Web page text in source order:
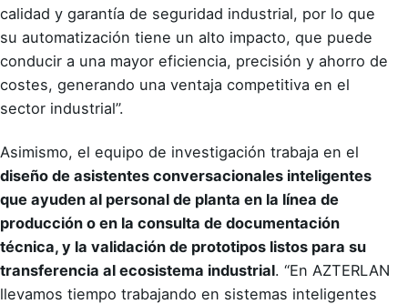
calidad y garantía de seguridad industrial, por lo que
su automatización tiene un alto impacto, que puede
conducir a una mayor eficiencia, precisión y ahorro de
costes, generando una ventaja competitiva en el
sector industrial”.
Asimismo, el equipo de investigación trabaja en el
diseño de asistentes conversacionales inteligentes
que ayuden al personal de planta en la línea de
producción o en la consulta de documentación
técnica, y la validación de prototipos listos para su
transferencia al ecosistema industrial. “En AZTERLAN
llevamos tiempo trabajando en sistemas inteligentes